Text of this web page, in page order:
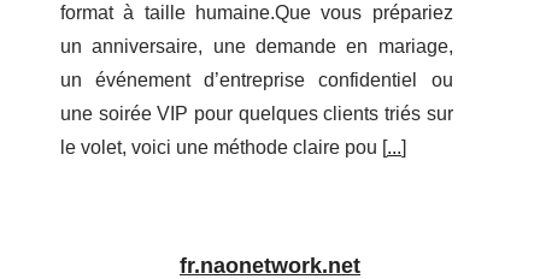
format à taille humaine.Que vous prépariez
un anniversaire, une demande en mariage,
un événement d’entreprise confidentiel ou
une soirée VIP pour quelques clients triés sur
le volet, voici une méthode claire pou [...]
fr.naonetwork.net